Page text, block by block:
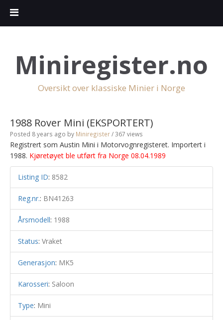
Miniregister.no
Oversikt over klassiske Minier i Norge
1988 Rover Mini (EKSPORTERT)
Posted 8 years ago by Miniregister/ 367 views
Registrert som Austin Mini i Motorvognregisteret. Importert i
1988. Kjøretøyet ble utført fra Norge 08.04.1989
Listing ID: 8582
Reg.nr.: BN41263
Årsmodell: 1988
Status: Vraket
Generasjon: MK5
Karosseri: Saloon
Type: Mini